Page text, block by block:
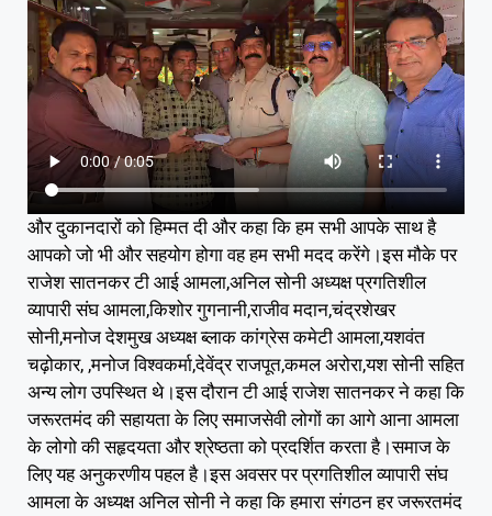
और दुकानदारों को हिम्मत दी और कहा कि हम सभी आपके साथ है
आपको जो भी और सहयोग होगा वह हम सभी मदद करेंगे।इस मौके पर
राजेश सातनकर टी आई आमला,अनिल सोनी अध्यक्ष प्रगतिशील
व्यापारी संघ आमला,किशोर गुगनानी,राजीव मदान,चंद्रशेखर
सोनी,मनोज देशमुख अध्यक्ष ब्लाक कांग्रेस कमेटी आमला,यशवंत
चढ़ोकार, ,मनोज विश्वकर्मा,देवेंद्र राजपूत,कमल अरोरा,यश सोनी सहित
अन्य लोग उपस्थित थे।इस दौरान टी आई राजेश सातनकर ने कहा कि
जरूरतमंद की सहायता के लिए समाजसेवी लोगों का आगे आना आमला
के लोगो की सहृदयता और श्रेष्ठता को प्रदर्शित करता है।समाज के
लिए यह अनुकरणीय पहल है।इस अवसर पर प्रगतिशील व्यापारी संघ
आमला के अध्यक्ष अनिल सोनी ने कहा कि हमारा संगठन हर जरूरतमंद